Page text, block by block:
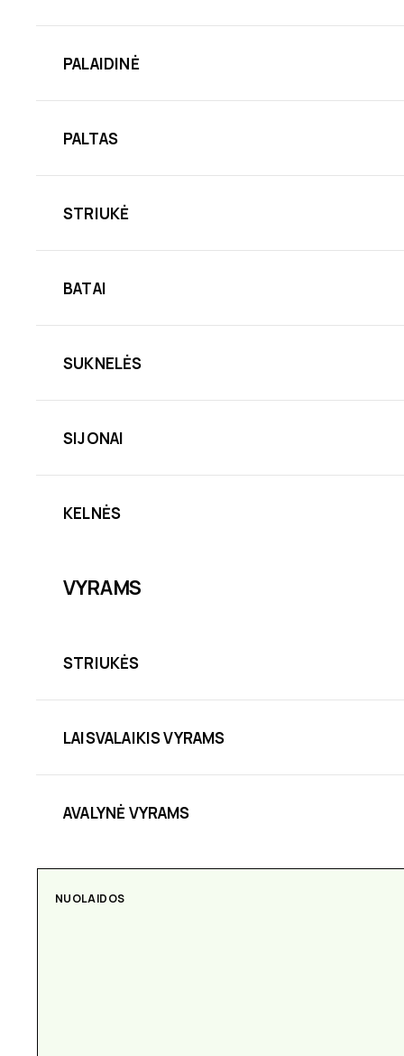
PALAIDINĖ
PALTAS
STRIUKĖ
BATAI
SUKNELĖS
SIJONAI
KELNĖS
VYRAMS
STRIUKĖS
LAISVALAIKIS VYRAMS
AVALYNĖ VYRAMS
NUOLAIDOS